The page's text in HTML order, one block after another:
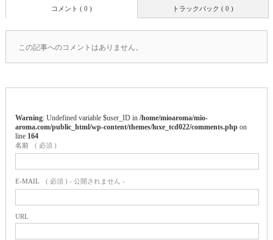
トラックバック ( 0 )
コメント ( 0 )
この記事へのコメントはありません。
Warning : Undefined variable $user_ID in /home/mioaroma/mio-
aroma.com/public_html/wp-content/themes/luxe_tcd022/comments.phpon
line 164
名前 ( 必須 )
E-MAIL ( 必須 ) - 公開されません -
URL